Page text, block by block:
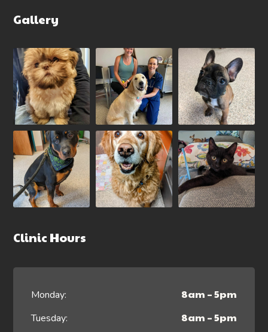
Gallery
Clinic Hours
Monday: 8am – 5pm
Tuesday: 8am – 5pm